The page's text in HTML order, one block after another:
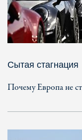
Сытая стагнация
Почему Европа не